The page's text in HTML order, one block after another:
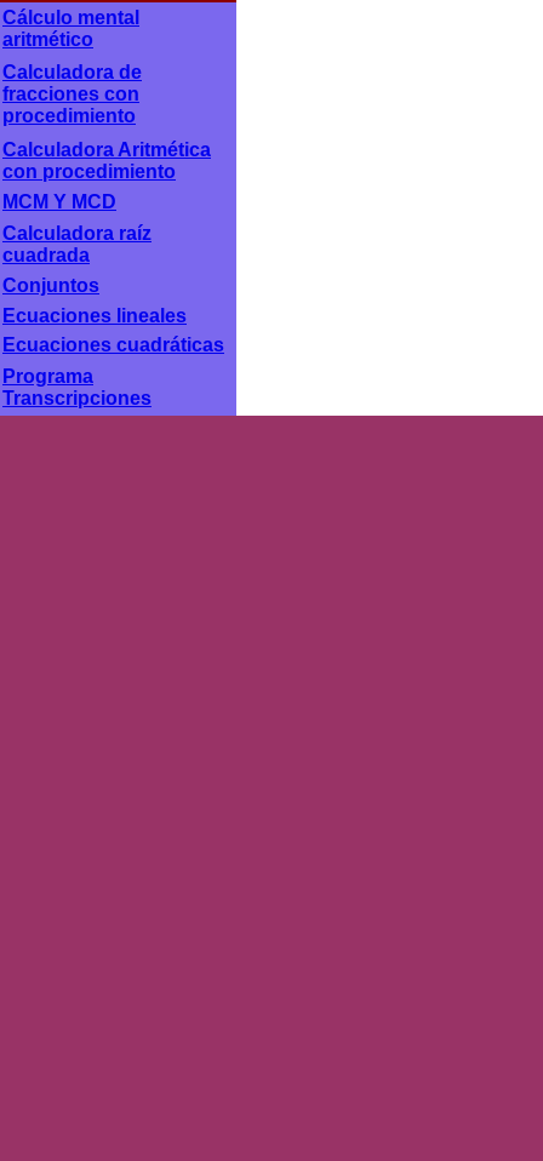
Cálculo mental
aritmético
Calculadora de
fracciones con
procedimiento
Calculadora Aritmética
con procedimiento
MCM Y MCD
Calculadora raíz
cuadrada
Conjuntos
Ecuaciones lineales
Ecuaciones cuadráticas
Programa
Transcripciones